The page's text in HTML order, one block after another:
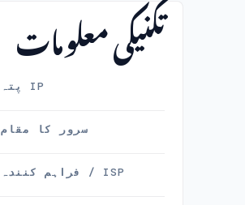
تکنیکی معلومات
IP پتہ
سرور کا مقام
ISP / فراہم کنندہ